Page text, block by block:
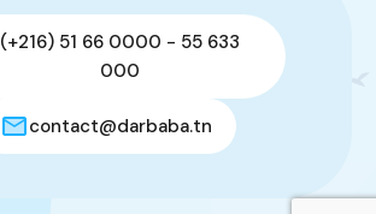
(+216) 51 66 0000 - 55 633
000
contact@darbaba.tn